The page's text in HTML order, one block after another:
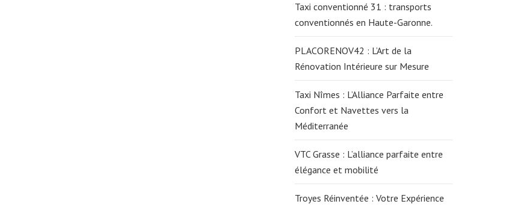
Taxi conventionné 31 : transports
conventionnés en Haute-Garonne.
PLACORENOV42 : L’Art de la
Rénovation Intérieure sur Mesure
Taxi Nîmes : L’Alliance Parfaite entre
Confort et Navettes vers la
Méditerranée
VTC Grasse : L’alliance parfaite entre
élégance et mobilité
Troyes Réinventée : Votre Expérience